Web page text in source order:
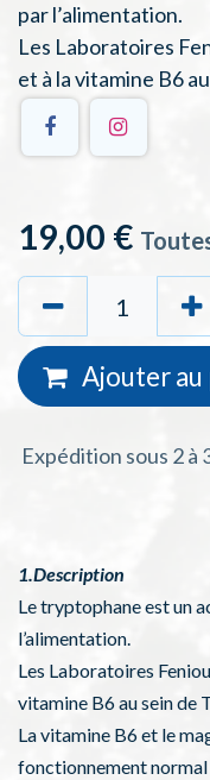
par l’alimentation.
Les Laboratoires
et à la vitamine B6
19,00 €
Ajouter au
Expédition sous 2 à
1.Description
Le tryptophane est un
l’alimentation.
Les Laboratoires
vitamine B6 au sein de
La vitamine B6 et le
fonctionnement